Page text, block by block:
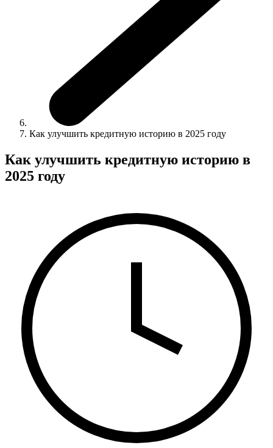
Как улучшить кредитную историю в 2025 году
Как улучшить кредитную историю в
2025 году